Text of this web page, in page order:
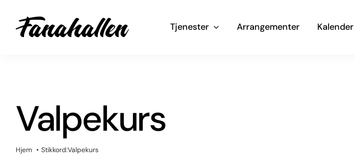
content
Tjenester Arrangementer Kalender
Valpekurs
Hjem Stikkord:Valpekurs